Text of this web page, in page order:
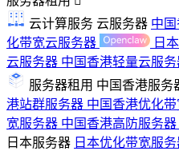
云计算服务 云服务器 中
化带宽云服务器
日
云服务器 中国香港轻量云服务
服务器租用 中国香港服务
港站群服务器 中国香港优化
宽服务器 中国香港高防服务器
日本服务器 日本优化带宽服